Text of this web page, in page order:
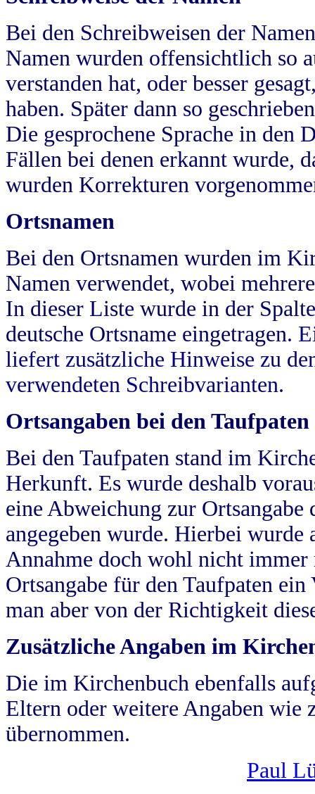
Bei den Schreibweisen der
Namen wurden offensichtlich so
verstanden hat, oder besser
haben. Später dann so
Die gesprochene Sprache in
Fällen bei denen erkannt wurde,
wurden Korrekturen
Ortsnamen
Bei den Ortsnamen wurden im
Namen verwendet, wobei
In dieser Liste wurde in der
deutsche Ortsname eingetragen.
liefert zusätzliche Hinweise zu
verwendeten Schreibvarianten.
Ortsangaben bei den Taufpaten
Bei den Taufpaten stand im
Herkunft. Es wurde deshalb
eine Abweichung zur
angegeben wurde. Hierbei wurde
Annahme doch wohl nicht
Ortsangabe für den Taufpaten
man aber von der Richtigkeit
Zusätzliche Angaben im
Die im Kirchenbuch ebenfalls
Eltern oder weitere Angaben wie
übernommen.
Paul